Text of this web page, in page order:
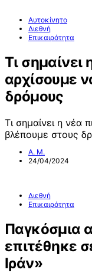
Αυτοκίνητο
Διεθνή
Επικαιρότητα
Τι
αρχίσουμε
δρόμους
Τι σημαίνει η νέα
βλέπουμε στους
Α. Μ.
24/04/2024
Διεθνή
Επικαιρότητα
Παγκόσμια
επιτέθηκε
Ιράν»